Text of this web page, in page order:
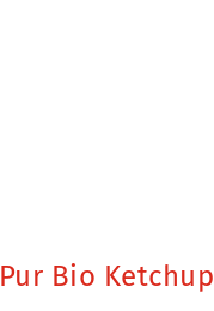
Pur Bio Ketchup